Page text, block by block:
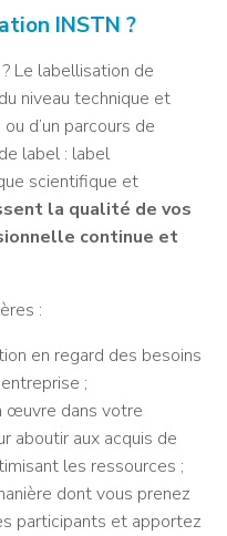
INSTN ?
Le labellisation de
niveau technique et
d’un parcours de
label : label
scientifique et
la qualité de vos
continue et
:
en regard des besoins
;
œuvre dans votre
aboutir aux acquis de
les ressources ;
dont vous prenez
participants et apportez